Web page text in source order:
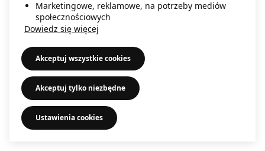
Marketingowe, reklamowe, na potrzeby mediów
społecznościowych
Dowiedz się więcej
Akceptuj wszystkie cookies
Akceptuj tylko niezbędne
Ustawienia cookies